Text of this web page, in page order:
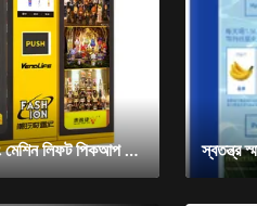
অটোমেটিক ব্লাইন্ড বক্স ভেন্ডিং মেশিন লিফট পিকআপ সিস্টেম, কাস্টমাইজযোগ্য ডিসপ্লে ক্যাবিনেট এবং বিনা প্লেনের খুচরা ব্যবসায়ের জন্য স্মার্ট ম্যানেজমেন্ট প্ল্যাটফর্ম সহ